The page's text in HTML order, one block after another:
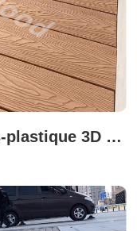
Terrasse en composite bois-plastique 3D grain de bois